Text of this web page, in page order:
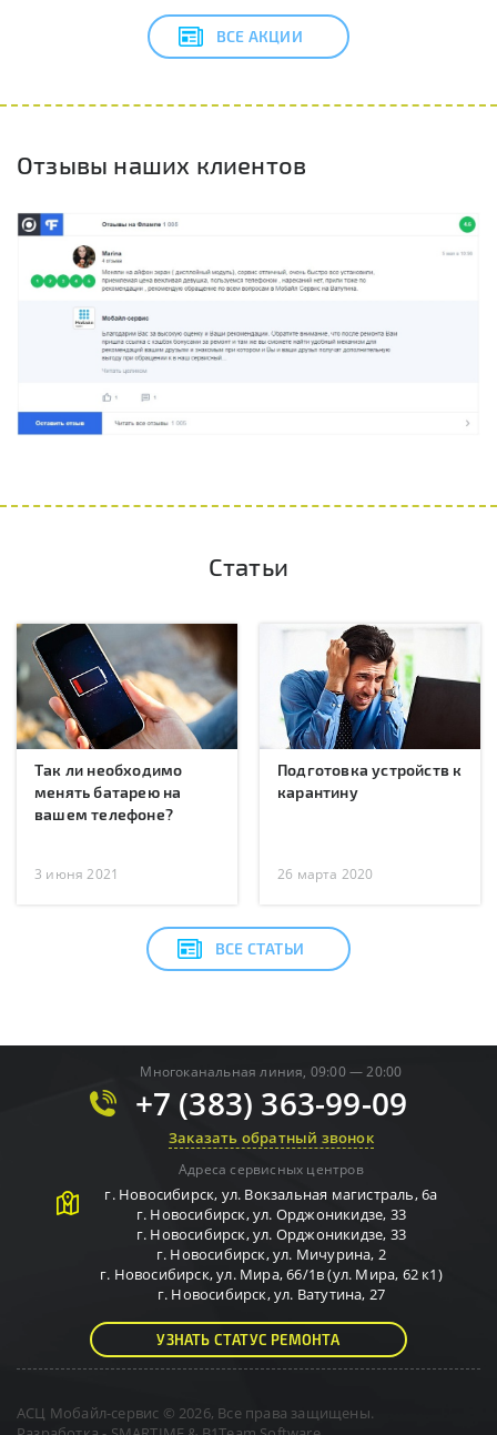
ВСЕ АКЦИИ
Отзывы наших клиентов
Статьи
Так ли необходимо
менять батарею на
вашем телефоне?
3 июня 2021
Подготовка устройств к
карантину
26 марта 2020
ВСЕ СТАТЬИ
Многоканальная линия, 09:00 — 20:00
+7 (383) 363-99-09
Заказать обратный звонок
Адреса сервисных центров
г. Новосибирск, ул. Вокзальная магистраль, 6а
г. Новосибирск,ул. Орджоникидзе, 33
г. Новосибирск,ул. Орджоникидзе, 33
г. Новосибирск,ул. Мичурина, 2
г. Новосибирск,ул. Мира, 66/1в (ул. Мира, 62 к1)
г. Новосибирск,ул. Ватутина, 27
УЗНАТЬ СТАТУС РЕМОНТА
АСЦ Мобайл-сервис © 2026, Все права защищены.